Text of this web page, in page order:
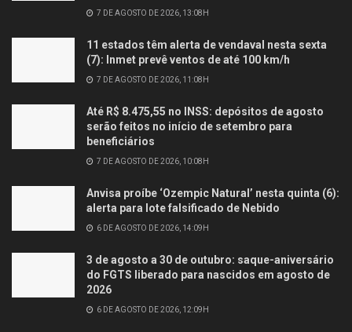
7 DE AGOSTO DE 2026, 13:08H
11 estados têm alerta de vendaval nesta sexta
(7): Inmet prevê ventos de até 100 km/h
7 DE AGOSTO DE 2026, 11:08H
Até R$ 8.475,55 no INSS: depósitos de agosto
serão feitos no início de setembro para
beneficiários
7 DE AGOSTO DE 2026, 10:08H
Anvisa proíbe ‘Ozempic Natural’ nesta quinta (6):
alerta para lote falsificado de Nebido
6 DE AGOSTO DE 2026, 14:09H
3 de agosto a 30 de outubro: saque-aniversário
do FGTS liberado para nascidos em agosto de
2026
6 DE AGOSTO DE 2026, 12:09H